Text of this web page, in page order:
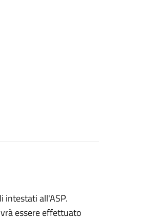
intestati all'ASP.
essere effettuato